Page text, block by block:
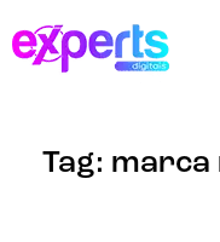
Tag: